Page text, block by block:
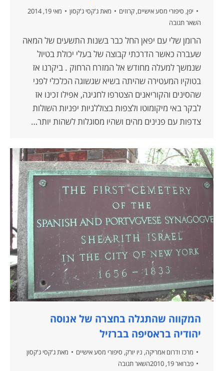
יפן, סיפורי מסע אישיים, קרוזים מאת ג'קסי ג'קסון
מאי 19, 2014
השאר תגובה
הרומן שלי עם יפאן החל כבר בשנות התשעים של המאה
שעברה כאשר הדרכתי קבוצה של בעלי יכולת בטיול
שנמשך למעלה מחודש אל המזרח הרחוק . ביקרנו אז
בטוקיו המעטירה שהיתה בשיא שגשוגה הכלכלי לפני
שהסינים והקוריאנים הצטרפו לחגיגה, אפילו זכינו אז
לבקר באי מיקומוטו ולצפות בצוללניות יפניות השולות
צדפות עם פנינים מהים ושהיו מסוגלות לשהות יותר…
המקווה שהתגלה בחצרה של אנוסה
יהודיה בראסיפה בברזיל
מרכז ודרום אמריקה, ניו יורק, סיפורי מסע אישיים מאת ג'קסי ג'קסון
פברואר 19, 2010
השאר תגובה